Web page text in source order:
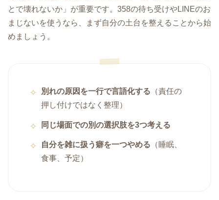
とで壊れないか」が重要です。358の待ち受けやLINEのお
まじないを使うなら、まず自分の土台を整えることから始
めましょう。
別れの原因を一行で言語化する （責任の
押し付けではなく整理）
同じ場面での別の選択肢を3つ考える
自分を雑に扱う癖を一つやめる （睡眠、
食事、予定）